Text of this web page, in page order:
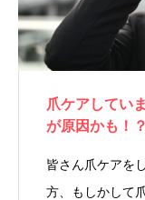
爪ケアしてい
が原因かも！？
皆さん爪ケアを
方、もしかして